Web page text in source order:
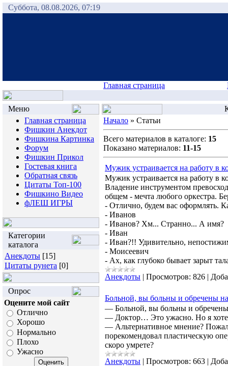
Суббота, 08.08.2026, 07:19
Главная страница
Меню
Главная страница
Фишкин Анекдот
Фишкина Картинка
Форум
Фишкин Прикол
Гостевая книга
Обратная связь
Цитаты Топ-100
Фишкино Видео
фЛЕШ ИГРЫ
Категории
каталога
Анекдоты [15]
Цитаты рунета [0]
Опрос
Оцените мой сайт
Отлично
Хорошо
Нормально
Плохо
Ужасно
Начало » Статьи
Всего материалов в каталоге: 15
Показано материалов: 11-15
Мужик устраивается на работу в
Мужик устраивается на работу в
Владение инструментом
общем - мечта любого оркестра.
- Отлично, будем вас оформлять.
- Иванов
- Иванов? Хм... Странно... А имя?
- Иван
- Иван?!! Удивительно,
- Моисеевич
- Ах, как глубоко бывает зарыт
Анекдоты | Просмотров: 826 |
Больной, вы больны и обречены
— Больной, вы больны и обречены
— Доктор… Это ужасно. Но я
— Альтернативное мнение?
порекомендовал пластическую
скоро умрете?
Анекдоты | Просмотров: 663 |